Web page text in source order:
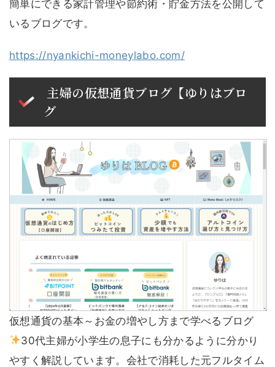
簡単にできる家計管理や節約術・貯金方法を公開して
いるブログです。
https://nyankichi-moneylabo.com/
主婦の仮想通貨ブログ【ゆりはブロ
グ
仮想通貨の基本～お金の増やし方まで学べるブログ
30代主婦が小学生の息子にも分かるように分かり
やすく解説しています。会社で消耗した元フルタイム